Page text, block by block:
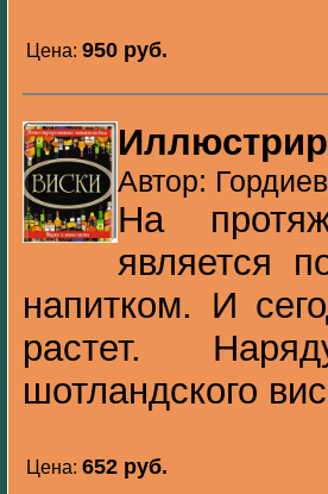
Цена: 950 pуб.
Автор:
На
является
напитком. И
растет.
шотландского
Цена: 652 pуб.